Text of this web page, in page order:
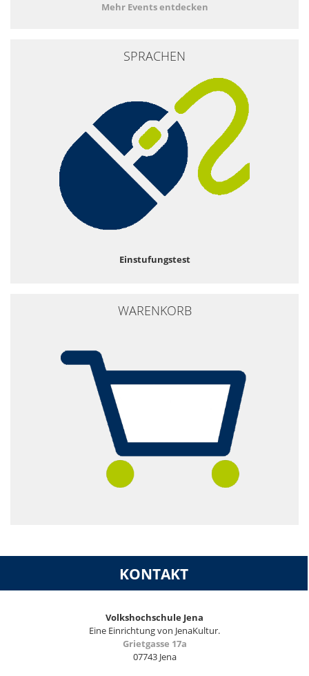
Mehr Events entdecken
SPRACHEN
Einstufungstest
WARENKORB
KONTAKT
Volkshochschule Jena
Eine Einrichtung von JenaKultur.
Grietgasse 17a
07743 Jena